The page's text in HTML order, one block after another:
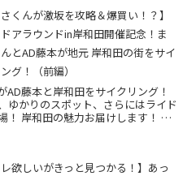
さくんが激坂を攻略＆爆買い！？】
アラウンドin岸和田開催記念！ま
とAD藤本が地元 岸和田の街をサイ
グ！（前編）
AD藤本と岸和田をサイクリング！
ゆかりのスポット、さらにはライド
岸和田の魅力お届けします！ ま
レ欲しいがきっと見つかる！】あっ